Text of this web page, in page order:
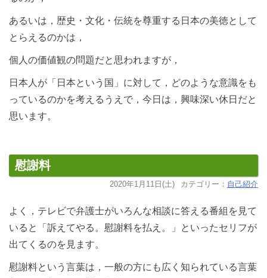
あるいは，歴史・文化・伝統を尊重する日本の美徳として
とらえるのかは，
個人の価値観の問題だと思われますが，
日本人が「日本という国」に対して，どのような意識をも
っているのかを考えるうえで，今日は，興味深い休日だと
思います。
慰謝料
2020年1月11日(土) カテゴリー： 自己紹介
よく，テレビで弁護士がいろんな相談に答える番組を見て
いると「訴えてやる。慰謝料を払え。」といったセリフが
出てくるのを見ます。
慰謝料という言葉は，一般の方にも広く知られている言葉